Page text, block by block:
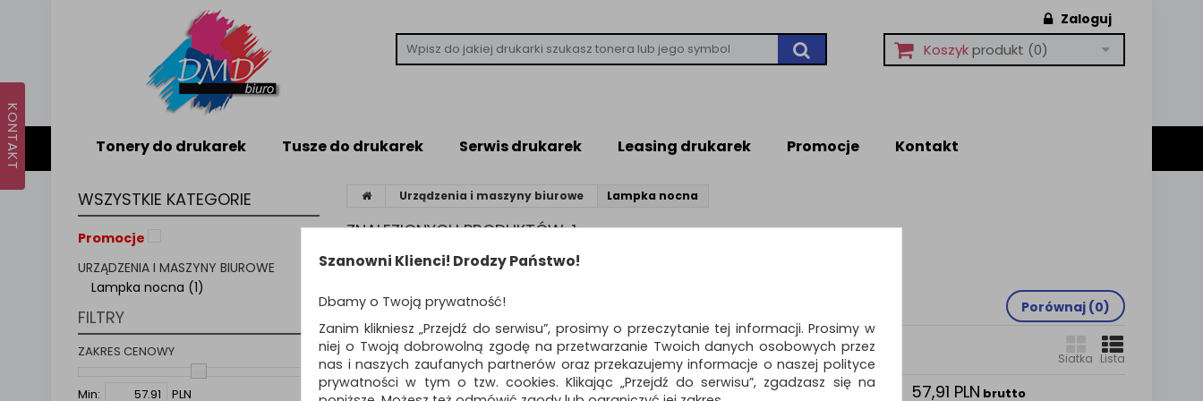
Zaloguj
Koszykprodukt (0)
Tonery do drukarek Tusze do drukarek Serwis drukarek Leasing drukarek Promocje Kontakt
WSZYSTKIE KATEGORIE
Promocje
URZĄDZENIA I MASZYNY BIUROWE
Lampka nocna (1)
FILTRY
ZAKRES CENOWY
Min:
PLN
Urządzenia i maszyny biurowe Lampka nocna
ZNALEZIONYCH PRODUKTÓW: 1
Porównaj (0)
Sortuj po Standardowe
Siatka Lista
Lampka nocna
57,91 PLN brutto
Szanowni Klienci! Drodzy Państwo!
Dbamy o Twoją prywatność!
Zanim klikniesz „Przejdź do serwisu”, prosimy o przeczytanie tej informacji. Prosimy w
niej o Twoją dobrowolną zgodę na przetwarzanie Twoich danych osobowych przez
nas i naszych zaufanych partnerów oraz przekazujemy informacje o naszej polityce
prywatności w tym o tzw. cookies. Klikając „Przejdź do serwisu”, zgadzasz się na